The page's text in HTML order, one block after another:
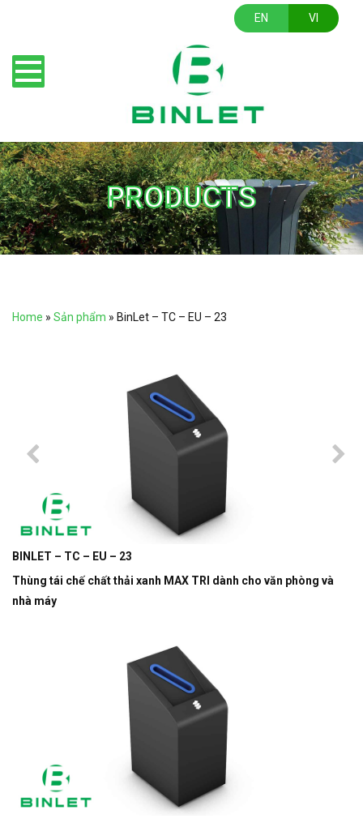
EN VI
PRODUCTS
Home » Sản phẩm » BinLet – TC – EU – 23
BINLET – TC – EU – 23
Thùng tái chế chất thải xanh MAX TRI dành cho văn phòng và
nhà máy